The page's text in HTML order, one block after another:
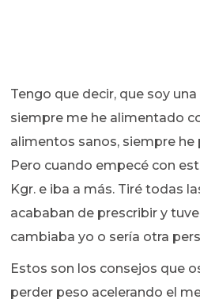
Tengo que decir, que soy
siempre me he alimentado
alimentos sanos, siempre
Pero cuando empecé con
Kgr. e iba a más. Tiré todas
acababan de prescribir y
cambiaba yo o sería otra
Estos son los consejos que
perder peso acelerando el